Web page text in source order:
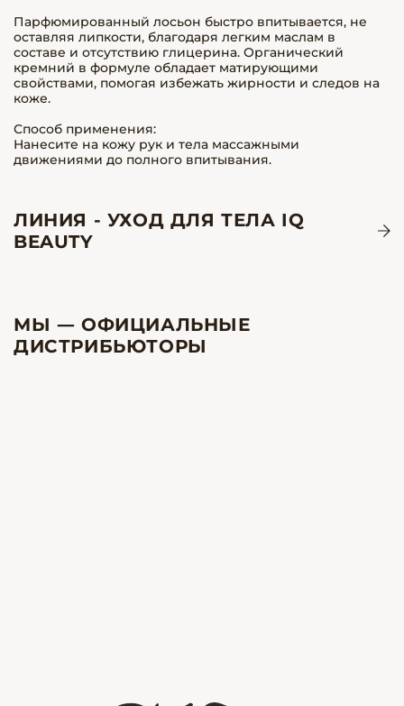
Парфюмированный лосьон быстро впитывается, не
оставляя липкости, благодаря легким маслам в
составе и отсутствию глицерина. Органический
кремний в формуле обладает матирующими
свойствами, помогая избежать жирности и следов на
коже.
Способ применения:
Нанесите на кожу рук и тела массажными
движениями до полного впитывания.
ЛИНИЯ - УХОД ДЛЯ ТЕЛА IQ
BEAUTY
МЫ — ОФИЦИАЛЬНЫЕ
ДИСТРИБЬЮТОРЫ